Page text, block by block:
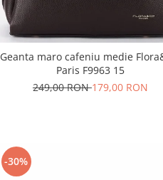
Geanta maro cafeniu medie
Paris F9963 15
249,00 RON179,00 RON
-30%